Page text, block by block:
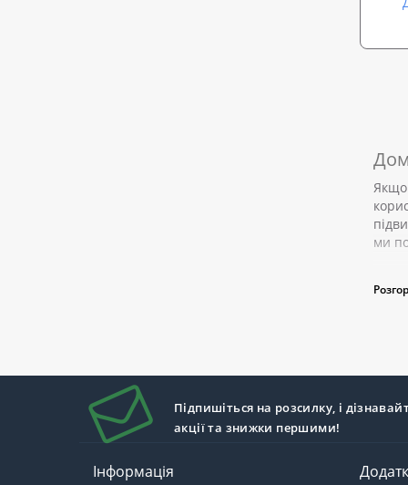
Якщо
ми
Для
Підпишіться на розсилку, і
акції та знижки першими!
Інформація